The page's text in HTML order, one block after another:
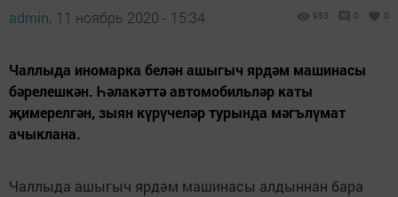
admin, 11 ноябрь 2020 - 15:34 953 0 0
Чаллыда иномарка белән ашыгыч ярдәм машинасы
бәрелешкән. Һәлакәттә автомобильләр каты
җимерелгән, зыян күрүчеләр турында мәгълүмат
ачыклана.
Чаллыда ашыгыч ярдәм машинасы алдыннан бара